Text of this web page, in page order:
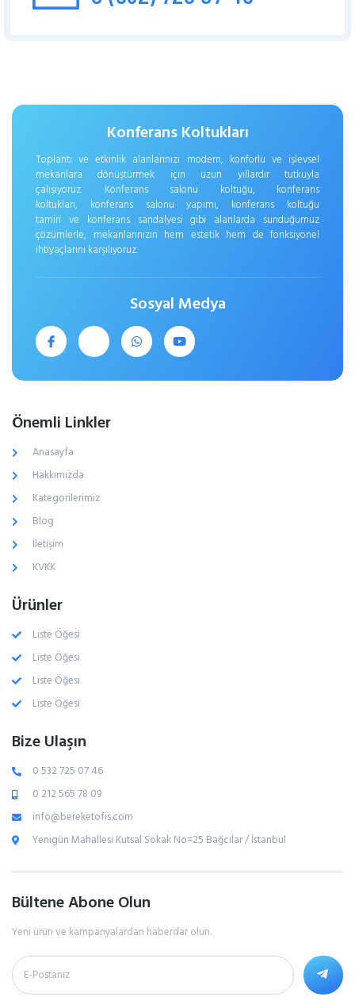
Konferans Koltukları
Toplantı ve etkinlik alanlarınızı modern, konforlu ve işlevsel
mekanlara dönüştürmek için uzun yıllardır tutkuyla
çalışıyoruz. Konferans salonu koltuğu, konferans
koltukları, konferans salonu yapımı, konferans koltuğu
tamiri ve konferans sandalyesi gibi alanlarda sunduğumuz
çözümlerle, mekanlarınızın hem estetik hem de fonksiyonel
ihtiyaçlarını karşılıyoruz.
Sosyal Medya
Önemli Linkler
Anasayfa
Hakkımızda
Kategorilerimiz
Blog
İletişim
KVKK
Ürünler
Liste Öğesi
Liste Öğesi
Liste Öğesi
Liste Öğesi
Bize Ulaşın
0 532 725 07 46
0 212 565 78 09
info@bereketofis.com
Yenigün Mahallesi Kutsal Sokak No=25 Bağcılar / İstanbul
Bültene Abone Olun
Yeni ürün ve kampanyalardan haberdar olun.